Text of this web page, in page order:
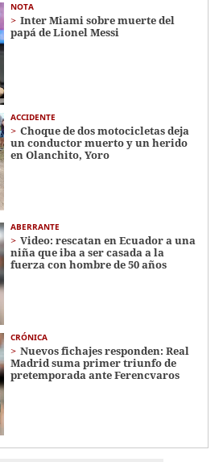
NOTA
Inter Miami sobre muerte del
papá de Lionel Messi
ACCIDENTE
Choque de dos motocicletas deja
un conductor muerto y un herido
en Olanchito, Yoro
ABERRANTE
Video: rescatan en Ecuador a una
niña que iba a ser casada a la
fuerza con hombre de 50 años
CRÓNICA
Nuevos fichajes responden: Real
Madrid suma primer triunfo de
pretemporada ante Ferencvaros